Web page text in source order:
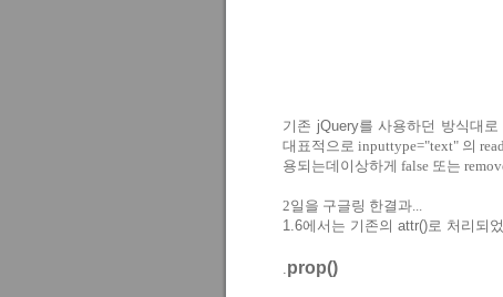
기존 jQuery를 사용하던 방식대로
대표적으로 inputtype="text" 의
용되는데이상하게 false 또는
2일을 구글링 한결과...
1.6에서는 기존의 attr()로 처리되
prop()